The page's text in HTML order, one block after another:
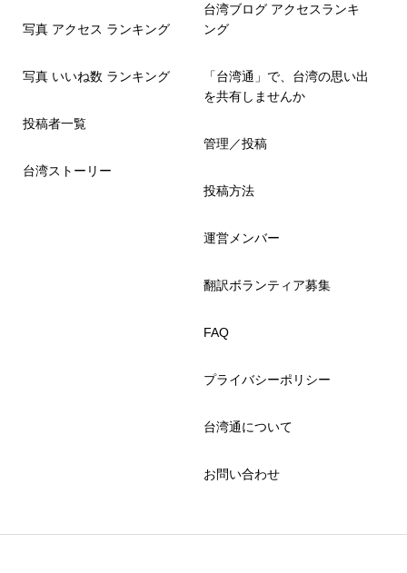
写真 アクセス ランキング
写真 いいね数 ランキング
投稿者一覧
台湾ストーリー
台湾ブログ アクセスランキ
ング
「台湾通」で、台湾の思い出
を共有しませんか
管理／投稿
投稿方法
運営メンバー
翻訳ボランティア募集
FAQ
プライバシーポリシー
台湾通について
お問い合わせ